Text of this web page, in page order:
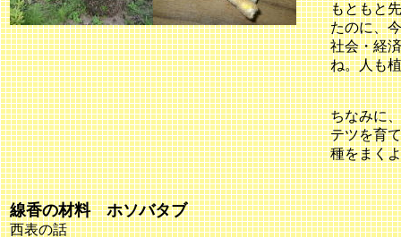
もともと
たのに、
社会・経
ね。人も
ちなみに
テツを育
種をまく
線香の材料 ホソバタブ
西表の話